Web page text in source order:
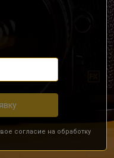
согласие на обработку